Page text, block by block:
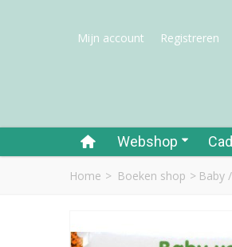
Mijn account Registreren
Webshop
Home > Boeken shop > Baby